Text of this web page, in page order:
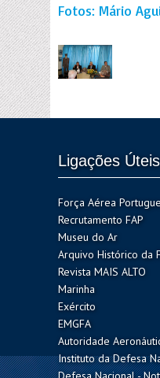
Fotos: Mário
Ligações Úteis
Força Aérea
Recrutamento FAP
Museu do Ar
Arquivo Histórico da
Revista MAIS ALTO
Marinha
Exército
EMGFA
Autoridade
Instituto da Defesa